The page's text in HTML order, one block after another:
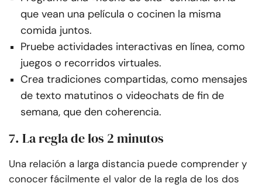
que vean una película o cocinen la misma
comida juntos.
Pruebe actividades interactivas en línea, como
juegos o recorridos virtuales.
Crea tradiciones compartidas, como mensajes
de texto matutinos o videochats de fin de
semana, que den coherencia.
7. La regla de los 2 minutos
Una relación a larga distancia puede comprender y
conocer fácilmente el valor de la regla de los dos